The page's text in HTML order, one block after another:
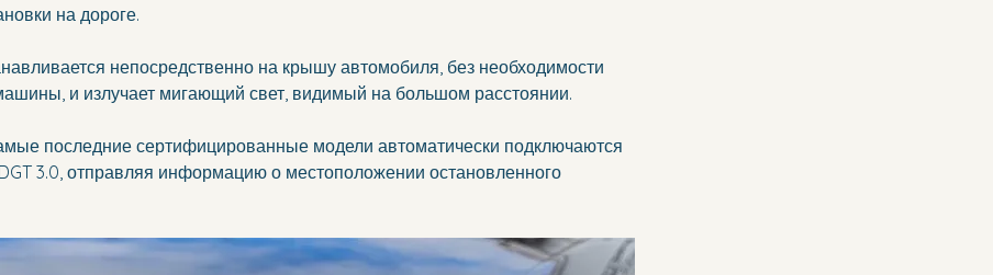
на дороге.
непосредственно на крышу автомобиля, без необходимости
и излучает мигающий свет, видимый на большом расстоянии.
последние сертифицированные модели автоматически подключаются
3.0, отправляя информацию о местоположении остановленного